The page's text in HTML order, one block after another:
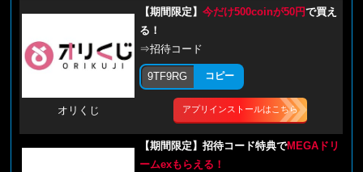
オリくじ
【期間限定】今だけ500coinが50円で買え
る！
⇒招待コード
9TF9RG コピー
アプリインストールはこちら
【期間限定】招待コード特典でMEGAドリ
ームexもらえる！